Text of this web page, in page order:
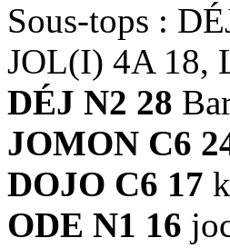
Sous-tops :
JOL(I) 4A 18,
DÉJ N2 28
JOMON C6
DOJO C6 17
ODE N1 16